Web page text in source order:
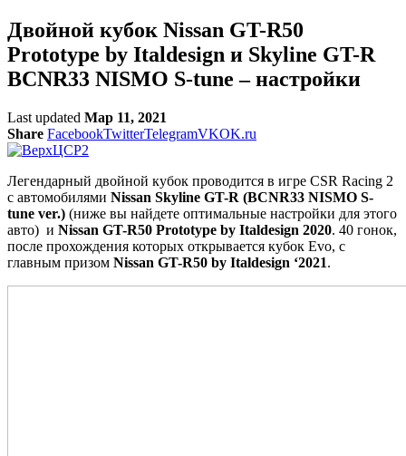
Двойной кубок Nissan GT-R50
Prototype by Italdesign и Skyline GT-R
BCNR33 NISMO S-tune – настройки
Last updated Мар 11, 2021
Share FacebookTwitterTelegramVKOK.ru
Легендарный двойной кубок проводится в игре CSR Racing 2
с автомобилями Nissan Skyline GT-R (BCNR33 NISMO S-
tune ver.) (ниже вы найдете оптимальные настройки для этого
авто) и Nissan GT-R50 Prototype by Italdesign 2020. 40 гонок,
после прохождения которых открывается кубок Evo, с
главным призом Nissan GT-R50 by Italdesign ‘2021.